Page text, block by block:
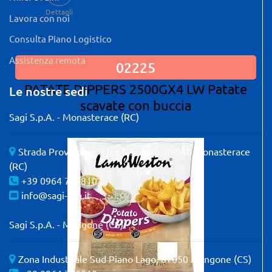
Dettagli
02225
PATATE DIPPERS 2500GX4 LW Patate
scavate con buccia
Lavora con noi
Consulta Piano Logistico
Assistenza remota
Le nostre sedi
Sagi S.p.A. - Monasterace (RC)
Strada Provinciale 9 (ex S.S. 110), 89040 Monasterace
(RC)
+39 0964 739810
info@sagi-spa.it
Sagi S.p.A. - Mangone (CS)
Zona Industriale Sud Piano Lago, 87050 Mangone (CS)